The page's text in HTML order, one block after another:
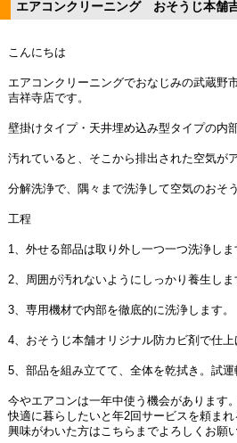
エアコンクリーニング おそうじ本舗吉
こんにちは
エアコンクリーニングでおなじみの武蔵野
吉祥寺店です。
壁掛けタイプ・天井埋め込み型タイプの内
汚れていると、そこから排出された空気が
分解洗浄で、隅々まで洗浄して空気のおそ
工程
1、外せる部品は取り外し一つ一つ洗浄しま
2、周囲が汚れないようにしっかり養生しま
3、専用機材で内部を徹底的に洗浄します。
4、おそうじ本舗オリジナル防カビ剤で仕上
5、部品を組み立てて、全体を乾拭き。試運
今やエアコンは一年中使う機会があります
快適に暮らしたいと年2回サービスを頼まれ
興味がわいた方はこちらまでよろしくお願